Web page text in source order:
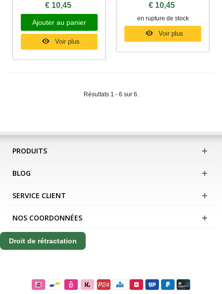
€ 10,45
Ajouter au panier
Voir plus
€ 10,45
en rupture de stock
Voir plus
Résultats 1 - 6 sur 6.
PRODUITS
BLOG
SERVICE CLIENT
NOS COORDONNÉES
Droit de rétractation